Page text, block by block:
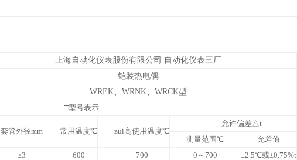
上海自动化仪表股份有限公司 自动化仪表三厂
铠装热电偶
WREK、WRNK、WRCK型
□型号表示
套管外径mm 常用温度℃ zui高使用温度℃
允许偏差△t
测量范围℃
允差值
≥3 600 700 0 ～ 700 ±2.5℃或±0.75%t